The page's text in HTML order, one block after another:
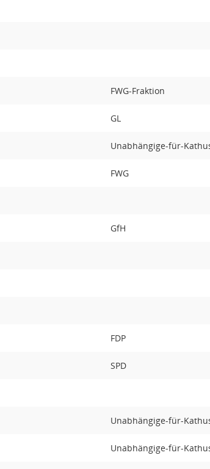
FWG-Fraktion
GL
Unabhängige-für-
FWG
GfH
FDP
SPD
Unabhängige-für-
Unabhängige-für-